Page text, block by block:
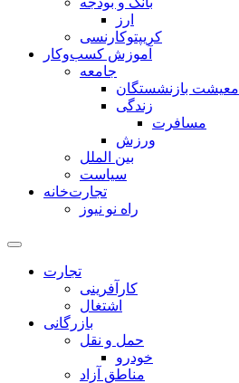
ارز
کریپتوکارنسی
آموزش کسب‌وکار
جامعه
معیشت بازنشستگان
زندگی
مسافرت
ورزش
بین الملل
سیاست
تجارت‌خانه
راه نو نیوز
تجارت
کارآفرینی
اشتغال
بازرگانی
حمل و نقل
خودرو
مناطق آزاد